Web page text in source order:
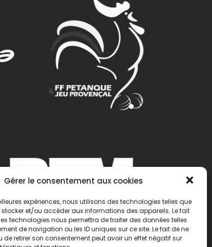
Gérer le consentement aux cookies
expériences, nous utilisons des technologies telles que
stocker et/ou accéder aux informations des appareils. Le fait
technologies nous permettra de traiter des données telles
de navigation ou les ID uniques sur ce site. Le fait de ne
de retirer son consentement peut avoir un effet négatif sur